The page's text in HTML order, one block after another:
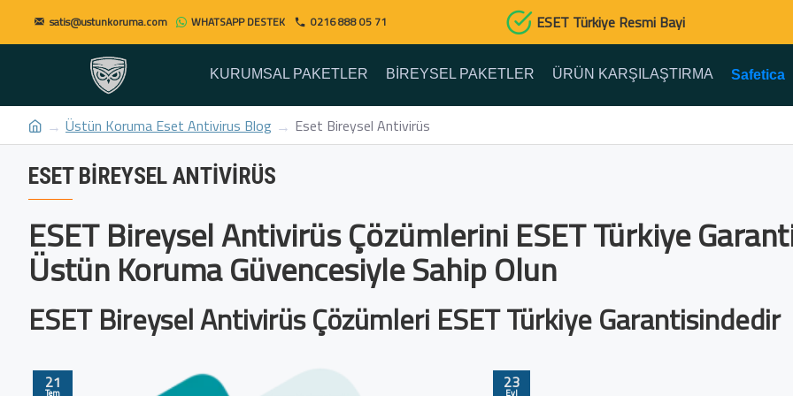
satis@ustunkoruma.com WHATSAPP DESTEK 0216 888 05 71 ESET Türkiye Resmi Bayi
KURUMSAL PAKETLER BIREYSEL PAKETLER ÜRÜN KARŞILAŞTIRMA Safetica
Üstün Koruma Eset Antivirus Blog Eset Bireysel Antivirüs
ESET BIREYSEL ANTIVIRÜS
ESET Bireysel Antivirüs Çözümlerini ESET Türkiye
Üstün Koruma Güvencesiyle Sahip Olun
ESET Bireysel Antivirüs Çözümleri ESET Türkiye Garantisindedir
21
Tem
23
Eyl